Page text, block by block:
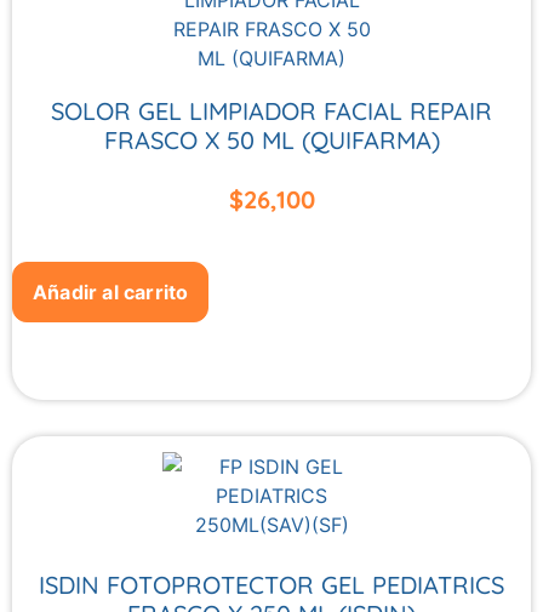
SOLOR GEL LIMPIADOR FACIAL REPAIR
FRASCO X 50 ML (QUIFARMA)
$26,100
Añadir al carrito
ISDIN FOTOPROTECTOR GEL PEDIATRICS